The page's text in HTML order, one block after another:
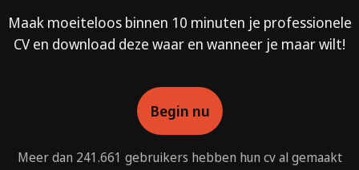
Maak moeiteloos binnen 10 minuten je professionele
CV en download deze waar en wanneer je maar wilt!
Begin nu
Meer dan 241.661 gebruikers hebben hun cv al gemaakt